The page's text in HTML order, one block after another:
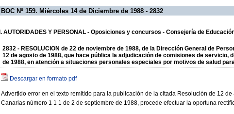
BOC Nº 159. Miércoles 14 de Diciembre de 1988 - 2832
II. AUTORIDADES Y PERSONAL - Oposiciones y concursos - Consejería de
2832 - RESOLUCION de 22 de noviembre de 1988, de la Dirección General de
12 de agosto de 1988, que hace pública la adjudicación de comisiones de servicio,
de 1988, en atención a situaciones personales especiales por motivos de salud
Descargar en formato pdf
Advertido error en el texto remitido para la publicación de la citada Resolución de 12
Canarias número 1 1 1 de 2 de septiembre de 1988, procede efectuar la oportuna